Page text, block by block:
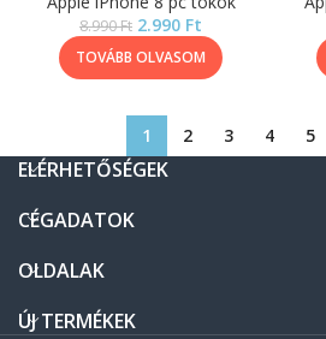
8.990Ft 2.990 Ft
TOVÁBB OLVASOM
1 2 3 4 5
ELÉRHETŐSÉGEK
CÉGADATOK
OLDALAK
ÚJ TERMÉKEK